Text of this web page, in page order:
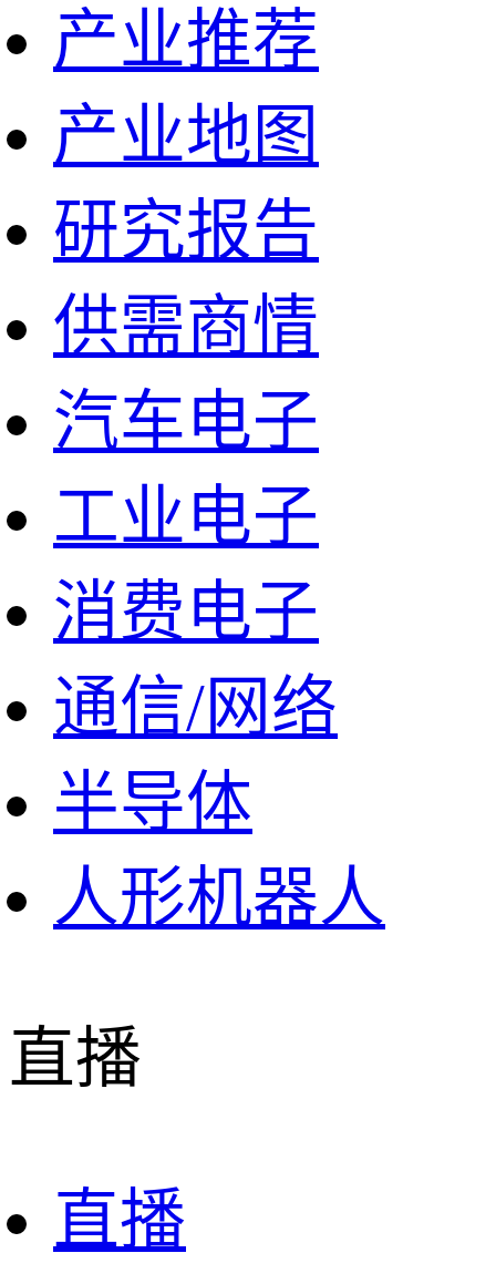
产业推荐
产业地图
研究报告
供需商情
汽车电子
工业电子
消费电子
通信/网络
半导体
人形机器人
直播
直播